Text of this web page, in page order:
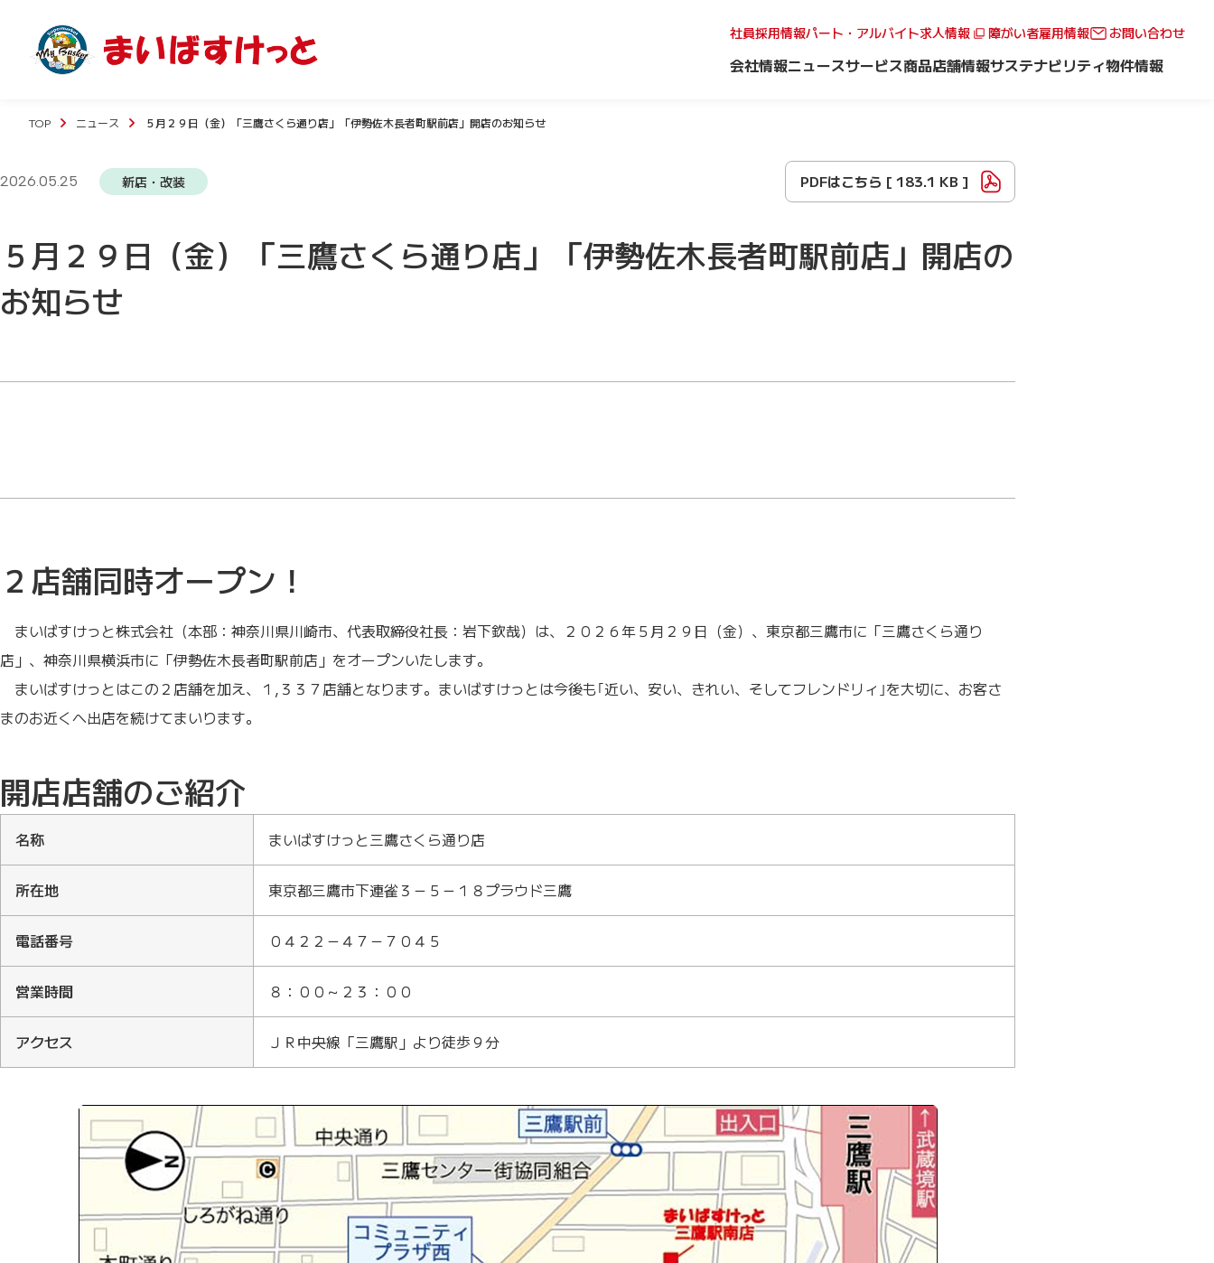
社員採用情報パート・アルバイト求人情報 障がい者雇用情報 お問い合わせ
会社情報ニュースサービス商品店舗情報サステナビリティ物件情報
TOP ニュース ５月２９日（金）「三鷹さくら通り店」「伊勢佐木長者町駅前店」開店のお知らせ
2026.05.25 新店・改装 PDFはこちら [ 183.1 KB ]
５月２９日（金）「三鷹さくら通り店」「伊勢佐木長者町駅前店」開店の
お知らせ
２店舗同時オープン！
まいばすけっと株式会社（本部：神奈川県川崎市、代表取締役社長：岩下欽哉）は、２０２６年５月２９日（金）、東京都三鷹市に「三鷹さくら通り
店」、神奈川県横浜市に「伊勢佐木長者町駅前店」をオープンいたします。
まいばすけっとはこの２店舗を加え、１,３３７店舗となります。まいばすけっとは今後も｢近い、安い、きれい、そしてフレンドリィ｣を大切に、お客さ
まのお近くへ出店を続けてまいります。
開店店舗のご紹介
名称 まいばすけっと三鷹さくら通り店
所在地 東京都三鷹市下連雀３－５－１８プラウド三鷹
電話番号 ０４２２－４７－７０４５
営業時間 ８：００～２３：００
アクセス ＪＲ中央線「三鷹駅」より徒歩９分